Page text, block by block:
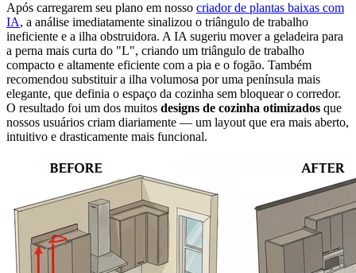
Após carregarem seu plano em nosso criador de plantas baixas com
IA, a análise imediatamente sinalizou o triângulo de trabalho
ineficiente e a ilha obstruidora. A IA sugeriu mover a geladeira para
a perna mais curta do "L", criando um triângulo de trabalho
compacto e altamente eficiente com a pia e o fogão. Também
recomendou substituir a ilha volumosa por uma península mais
elegante, que definia o espaço da cozinha sem bloquear o corredor.
O resultado foi um dos muitos designs de cozinha otimizados que
nossos usuários criam diariamente — um layout que era mais aberto,
intuitivo e drasticamente mais funcional.